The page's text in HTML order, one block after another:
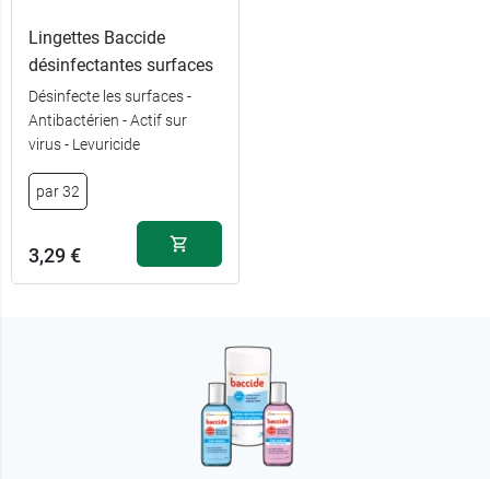
30 ml 1,79 €
2,39 €
Lingettes Baccide
désinfectantes surfaces
Désinfecte les surfaces -
Antibactérien - Actif sur
virus - Levuricide
par 32
3,29 €